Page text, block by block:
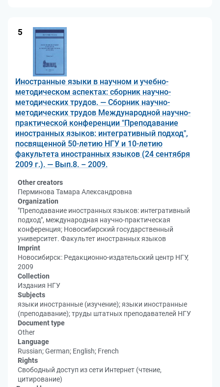
5
Иностранные языки в научном и учебно-
методическом аспектах: сборник научно-
методических трудов. — Сборник научно-
методических трудов Международной научно-
практической конференции "Преподавание
иностранных языков: интегративный подход",
посвященной 50-летию НГУ и 10-летию
факультета иностранных языков (24 сентября
2009 г.). — Вып.8. – 2009.
Other creators
Перминова Тамара Александровна
Organization
"Преподавание иностранных языков: интегративный
подход", международная научно-практическая
конференция; Новосибирский государственный
университет. Факультет иностранных языков
Imprint
Новосибирск: Редакционно-издательский центр НГУ,
2009
Collection
Издания НГУ
Subjects
языки иностранные (изучение); языки иностранные
(преподавание); труды штатных преподавателей НГУ
Document type
Other
Language
Russian; German; English; French
Rights
Свободный доступ из сети Интернет (чтение,
цитирование)